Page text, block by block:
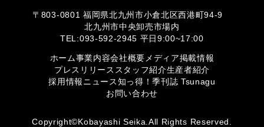
〒803-0801 福岡県北九州市小倉北区西港町94-9
北九州市中央卸売市場内
TEL:093-592-2945 平日9:00~17:00
ホーム事業内容会社概要 メディア掲載情報
プレスリリース スタッフ紹介生産者紹介
採用情報 ニュース 知っ得！季刊誌 Tsunagu
お問い合わせ
Copyright©Kobayashi Seika.All Rights Reserved.